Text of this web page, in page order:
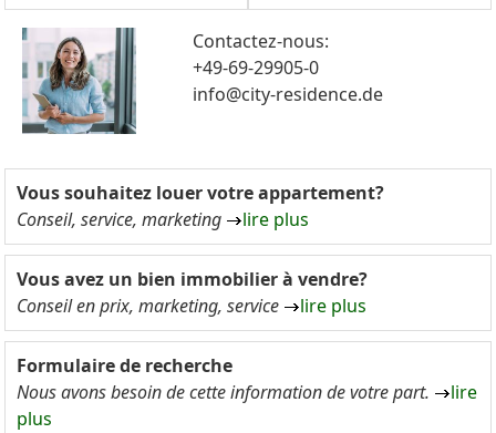
Contactez-nous:
+49-69-29905-0
info@city-residence.de
Vous souhaitez louer votre appartement?
Conseil, service, marketing
lire plus
Vous avez un bien immobilier à vendre?
Conseil en prix, marketing, service
lire plus
Formulaire de recherche
Nous avons besoin de cette information de votre part.
lire
plus